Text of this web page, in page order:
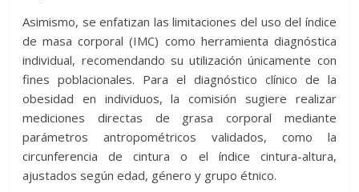
Asimismo, se enfatizan las limitaciones del uso del índice
de masa corporal (IMC) como herramienta diagnóstica
individual, recomendando su utilización únicamente con
fines poblacionales. Para el diagnóstico clínico de la
obesidad en individuos, la comisión sugiere realizar
mediciones directas de grasa corporal mediante
parámetros antropométricos validados, como la
circunferencia de cintura o el índice cintura-altura,
ajustados según edad, género y grupo étnico.